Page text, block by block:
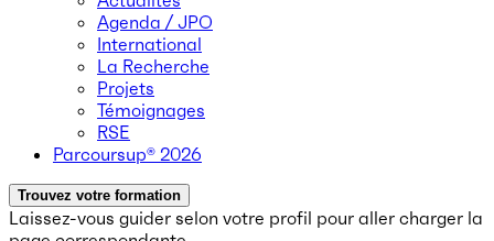
Agenda / JPO
International
La Recherche
Projets
Témoignages
RSE
Parcoursup® 2026
Trouvez votre formation
Laissez-vous guider selon votre profil pour aller charger la